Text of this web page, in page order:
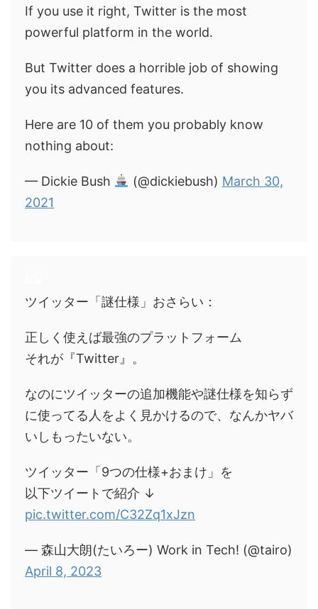
If you use it right, Twitter is the most
powerful platform in the world.
But Twitter does a horrible job of showing
you its advanced features.
Here are 10 of them you probably know
nothing about:
— Dickie Bush (@dickiebush) March 30,
2021
ツイッター「謎仕様」おさらい：
正しく使えば最強のプラットフォーム
それが『Twitter』。
なのにツイッターの追加機能や謎仕様を知らず
に使ってる人をよく見かけるので、なんかヤバ
いしもったいない。
ツイッター「9つの仕様+おまけ」を
以下ツイートで紹介 ↓
pic.twitter.com/C32Zq1xJzn
— 森山大朗(たいろー) Work in Tech! (@tairo)
April 8, 2023